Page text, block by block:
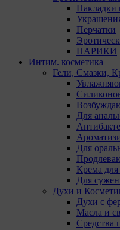
Накладки
Перчатки
ПАРИКИ
Интим. косметика
Гели, Смазки,
Для
Для
Крема
Для
Духи и
Духи с
Масла и
Средства